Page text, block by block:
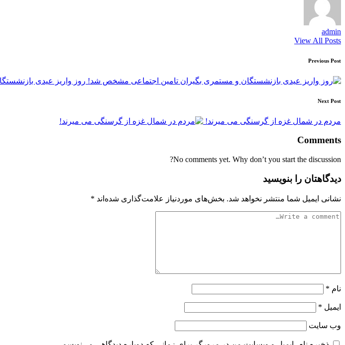
admin
View All Posts
Post
navigation
Previous Post
روز واریز عیدی
Next Post
مردم در شمال غزه از گرسنگی می میرند!
Comments
No comments yet. Why don’t you start the discussion?
دیدگاهتان را بنویسید
نشانی ایمیل شما منتشر نخواهد شد. بخش‌های موردنیاز علامت‌گذاری شده‌اند *
نام *
ایمیل *
وب‌ سایت